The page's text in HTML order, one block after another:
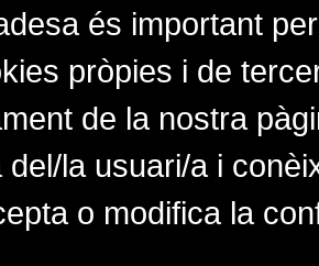
és important
pròpies i de
de la nostra
del/la usuari/a i
o modifica la